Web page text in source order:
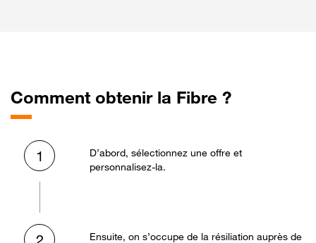
Comment obtenir la Fibre ?
1
D’abord, sélectionnez une offre et
personnalisez-la.
Ensuite, on s’occupe de la résiliation auprès de